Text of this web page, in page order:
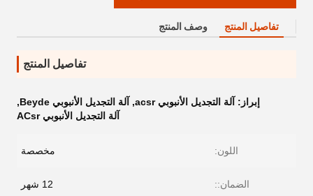
تفاصيل المنتج وصف المنتج
تفاصيل المنتج
إبراز: آلة التجديل الأنبوبي acsr , آلة التجديل الأنبوبي Beyde
,
آلة التجديل الأنبوبي ACsr
اللون: مخصصة
الضمان:: 12 شهر